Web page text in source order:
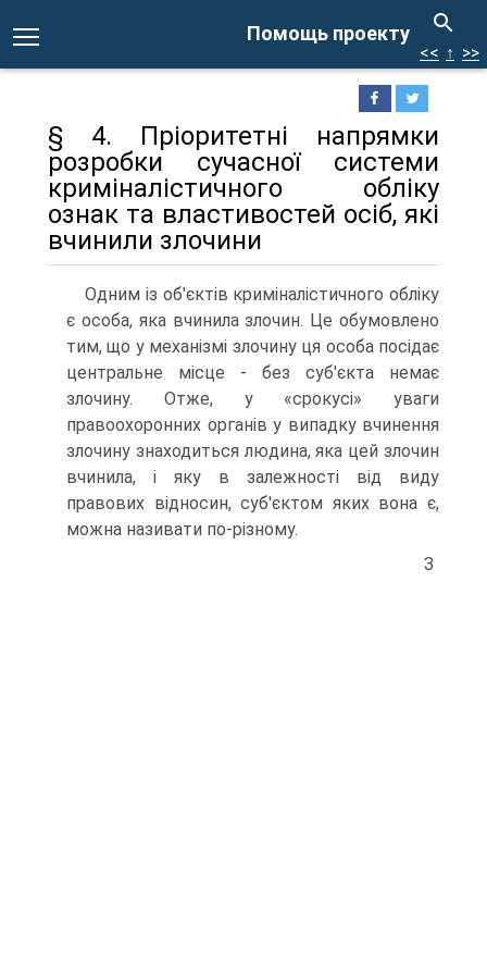
Помощь проекту
<< ↑ >>
§ 4. Пріоритетні напрямки
розробки сучасної системи
криміналістичного обліку
ознак та властивостей осіб, які
вчинили злочини
Одним із об'єктів криміналістичного обліку
є особа, яка вчинила злочин. Це обумовлено
тим, що у механізмі злочину ця особа посідає
центральне місце - без суб'єкта немає
злочину. Отже, у «срокусі» уваги
правоохоронних органів у випадку вчинення
злочину знаходиться людина, яка цей злочин
вчинила, і яку в залежності від виду
правових відносин, суб'єктом яких вона є,
можна називати по-різному.
З